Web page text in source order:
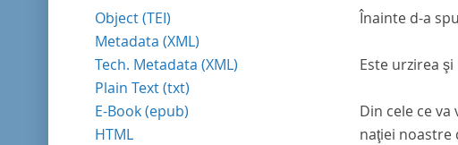
Object (TEI)
Metadata (XML)
Tech. Metadata (XML)
Plain Text (txt)
E-Book (epub)
HTML
Înainte d-a
Este urzirea
Din cele ce
naţiei noastre